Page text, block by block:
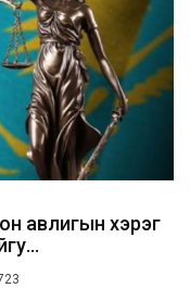
авлигын хэрэг